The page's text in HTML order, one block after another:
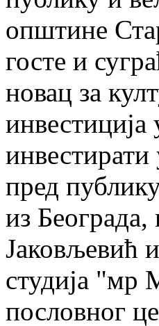
општине
госте и
новац за
пред
из
Јаковљевић
студија "мр
пословног